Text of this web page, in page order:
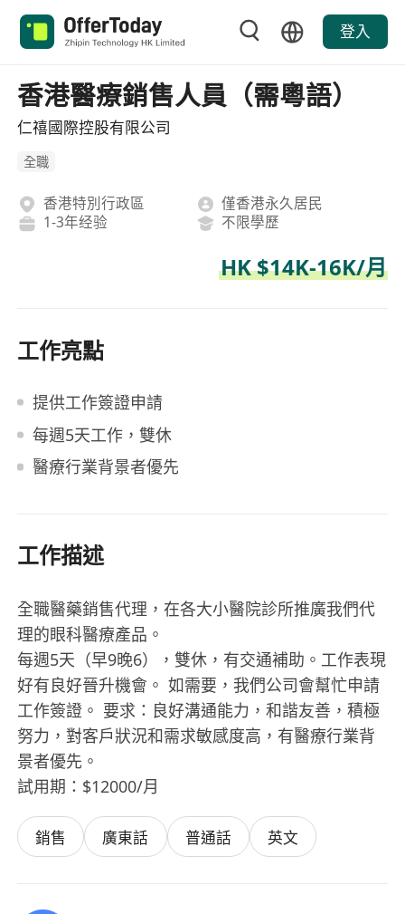
登入
香港醫療銷售人員（需粵語）
仁禧國際控股有限公司
全職
香港特別行政區
僅香港永久居民
1-3年经验
不限學歷
HK $14K-16K/月
工作亮點
提供工作簽證申請
每週5天工作，雙休
醫療行業背景者優先
工作描述
全職醫藥銷售代理，在各大小醫院診所推廣我們代
理的眼科醫療產品。
每週5天（早9晚6），雙休，有交通補助。工作表現
好有良好晉升機會。 如需要，我們公司會幫忙申請
工作簽證。 要求：良好溝通能力，和諧友善，積極
努力，對客戶狀況和需求敏感度高，有醫療行業背
景者優先。
試用期：$12000/月
銷售 廣東話 普通話 英文